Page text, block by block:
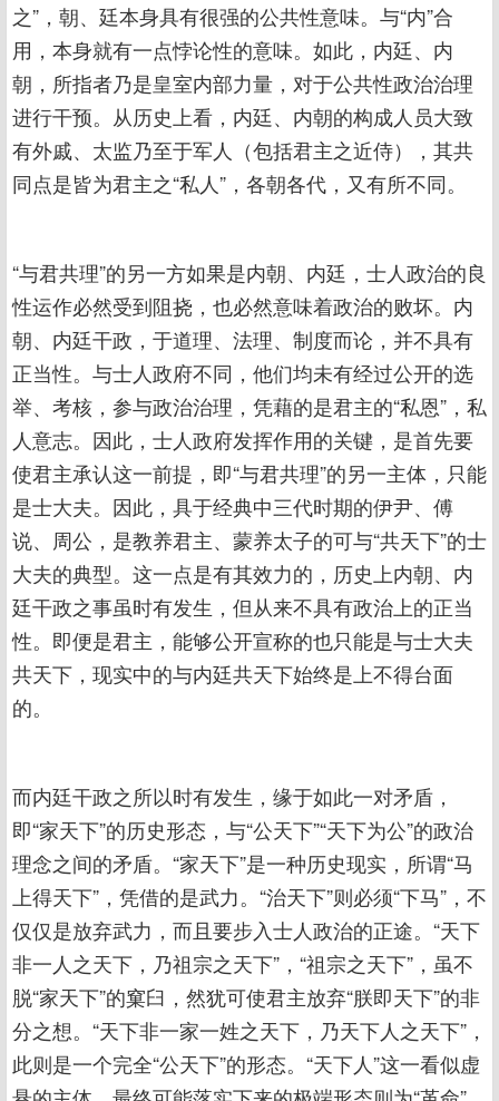
之”，朝、廷本身具有很强的公共性意味。与“内”合
用，本身就有一点悖论性的意味。如此，内廷、内
朝，所指者乃是皇室内部力量，对于公共性政治治理
进行干预。从历史上看，内廷、内朝的构成人员大致
有外戚、太监乃至于军人（包括君主之近侍），其共
同点是皆为君主之“私人”，各朝各代，又有所不同。
“与君共理”的另一方如果是内朝、内廷，士人政治的良
性运作必然受到阻挠，也必然意味着政治的败坏。内
朝、内廷干政，于道理、法理、制度而论，并不具有
正当性。与士人政府不同，他们均未有经过公开的选
举、考核，参与政治治理，凭藉的是君主的“私恩”，私
人意志。因此，士人政府发挥作用的关键，是首先要
使君主承认这一前提，即“与君共理”的另一主体，只能
是士大夫。因此，具于经典中三代时期的伊尹、傅
说、周公，是教养君主、蒙养太子的可与“共天下”的士
大夫的典型。这一点是有其效力的，历史上内朝、内
廷干政之事虽时有发生，但从来不具有政治上的正当
性。即便是君主，能够公开宣称的也只能是与士大夫
共天下，现实中的与内廷共天下始终是上不得台面
的。
而内廷干政之所以时有发生，缘于如此一对矛盾，
即“家天下”的历史形态，与“公天下”“天下为公”的政治
理念之间的矛盾。“家天下”是一种历史现实，所谓“马
上得天下”，凭借的是武力。“治天下”则必须“下马”，不
仅仅是放弃武力，而且要步入士人政治的正途。“天下
非一人之天下，乃祖宗之天下”，“祖宗之天下”，虽不
脱“家天下”的窠臼，然犹可使君主放弃“朕即天下”的非
分之想。“天下非一家一姓之天下，乃天下人之天下”，
此则是一个完全“公天下”的形态。“天下人”这一看似虚